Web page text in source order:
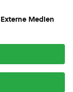
Externe Medien